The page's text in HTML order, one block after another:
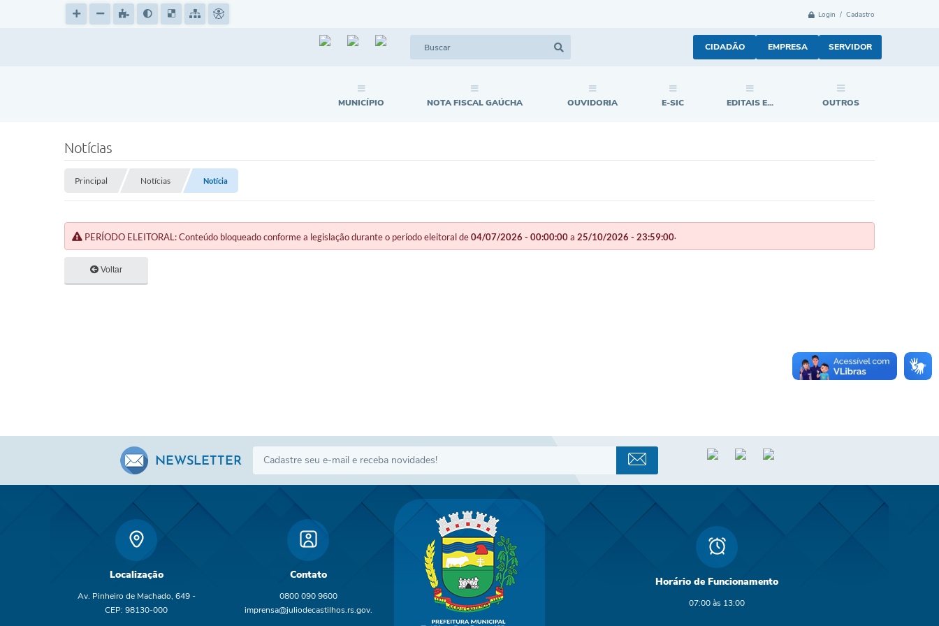
Login / Cadastro
CIDADÃO EMPRESA SERVIDOR
MUNICÍPIO NOTA FISCAL GAÚCHA OUVIDORIA E-SIC EDITAIS E... OUTROS
Notícias
Principal Notícias Notícia
PERÍODO ELEITORAL: Conteúdo bloqueado conforme a legislação durante o período eleitoral de04/07/2026 - 00:00:00a 25/10/2026 - 23:59:00.
Voltar
NEWSLETTER
Localização
Av. Pinheiro de Machado, 649 -
CEP: 98130-000
Contato
0800 090 9600
imprensa@juliodecastilhos.rs.gov.
Horário de Funcionamento
07:00 às 13:00